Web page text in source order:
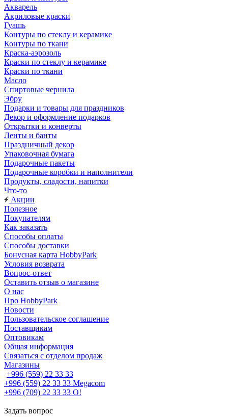
Акварель
Акриловые краски
Гуашь
Контуры по стеклу и керамике
Контуры по ткани
Краска-аэрозоль
Краски по стеклу и керамике
Краски по ткани
Масло
Спиртовые чернила
Эбру
Подарки и товары для праздников
Декор и оформление подарков
Открытки и конверты
Ленты и банты
Праздничный декор
Упаковочная бумага
Подарочные пакеты
Подарочные коробки и наполнители
Продукты, сладости, напитки
Что-то
Акции
Полезное
Покупателям
Как заказать
Способы оплаты
Способы доставки
Бонусная карта HobbyPark
Условия возврата
Вопрос-ответ
Оставить отзыв о магазине
О нас
Про HobbyPark
Новости
Пользовательское соглашение
Поставщикам
Оптовикам
Общая информация
Связаться с отделом продаж
Магазины
+996 (559) 22 33 33
+996 (559) 22 33 33 Megacom
+996 (709) 22 33 33 O!
Задать вопрос